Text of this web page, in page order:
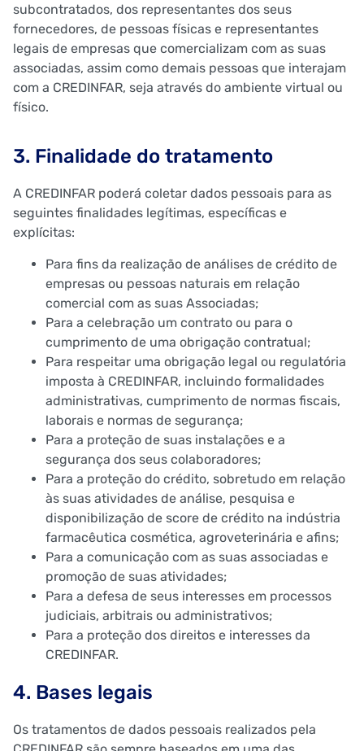
subcontratados, dos representantes dos seus
fornecedores, de pessoas físicas e representantes
legais de empresas que comercializam com as suas
associadas, assim como demais pessoas que interajam
com a CREDINFAR, seja através do ambiente virtual ou
físico.
3. Finalidade do tratamento
A CREDINFAR poderá coletar dados pessoais para as
seguintes finalidades legítimas, específicas e
explícitas:
Para fins da realização de análises de crédito de
empresas ou pessoas naturais em relação
comercial com as suas Associadas;
Para a celebração um contrato ou para o
cumprimento de uma obrigação contratual;
Para respeitar uma obrigação legal ou regulatória
imposta à CREDINFAR, incluindo formalidades
administrativas, cumprimento de normas fiscais,
laborais e normas de segurança;
Para a proteção de suas instalações e a
segurança dos seus colaboradores;
Para a proteção do crédito, sobretudo em relação
às suas atividades de análise, pesquisa e
disponibilização de score de crédito na indústria
farmacêutica cosmética, agroveterinária e afins;
Para a comunicação com as suas associadas e
promoção de suas atividades;
Para a defesa de seus interesses em processos
judiciais, arbitrais ou administrativos;
Para a proteção dos direitos e interesses da
CREDINFAR.
4. Bases legais
Os tratamentos de dados pessoais realizados pela